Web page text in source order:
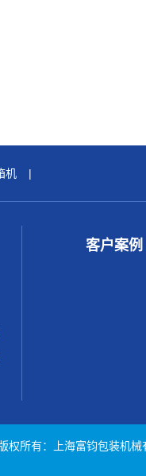
机 |
客户案例
权所有：上海富钧包装机